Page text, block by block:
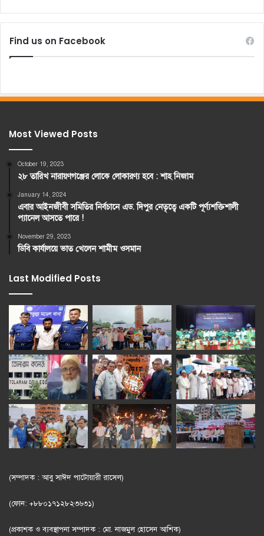
Find us on Facebook
Most Viewed Posts
October 19, 2023
২৮ তারিখ নারায়ণগঞ্জের লোকে লোকারণ্য হবে : শাহ নিজাম
January 14, 2024
এবার আইনজীবী সমিতির নির্বচানে এড. দিপুর নেতৃত্বে একটি পূর্ণ্যশক্তিশালী
প্যানেল আসতে পারে !
November 29, 2023
ডিবি কার্যালয়ে ভাত খেলেন শামীম ওসমান
Last Modified Posts
(সম্পাদক : আবু সাঈদ পাটোয়ারী রাসেল)
(ফোন: +৮৮০১৭১২৮২৩৬৩১)
(প্রকাশক ও ব্যবস্থাপনা সম্পাদক : মো. নাজমুল হোসেন আশিক)